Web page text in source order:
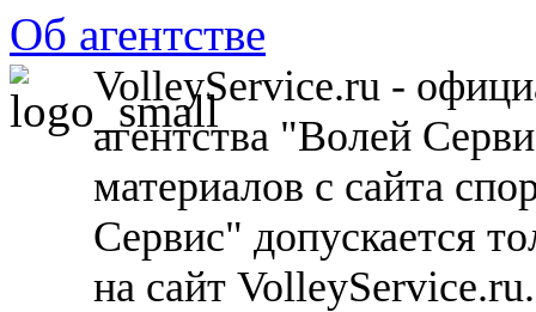
Об агентстве
VolleyService.ru -
агентства "Волей
материалов с сайта
Сервис" допускается
на сайт